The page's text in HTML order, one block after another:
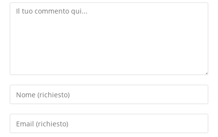
Commento
Inserisci
il
tuo
nome
Inserisci
il